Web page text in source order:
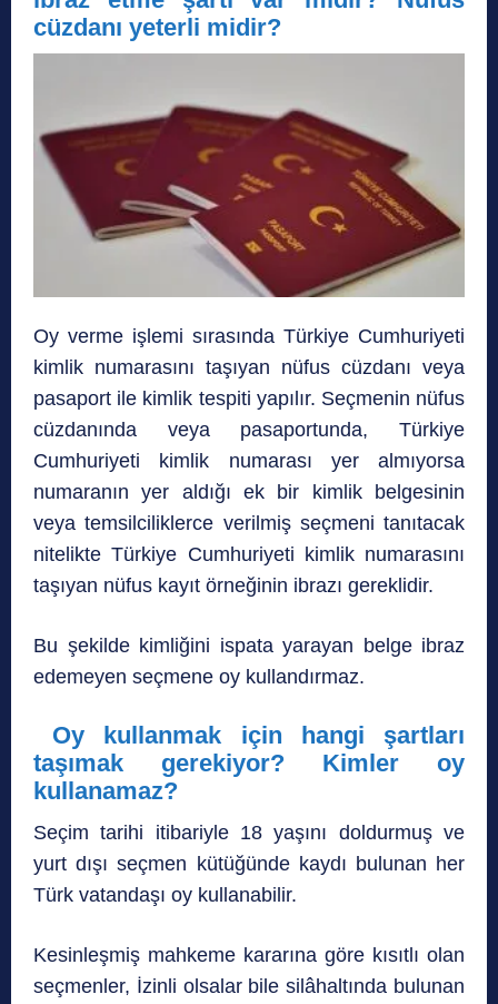
cüzdanı yeterli midir?
Oy verme işlemi sırasında Türkiye Cumhuriyeti
kimlik numarasını taşıyan nüfus cüzdanı veya
pasaport ile kimlik tespiti yapılır. Seçmenin nüfus
cüzdanında veya pasaportunda, Türkiye
Cumhuriyeti kimlik numarası yer almıyorsa
numaranın yer aldığı ek bir kimlik belgesinin
veya temsilciliklerce verilmiş seçmeni tanıtacak
nitelikte Türkiye Cumhuriyeti kimlik numarasını
taşıyan nüfus kayıt örneğinin ibrazı gereklidir.
Bu şekilde kimliğini ispata yarayan belge ibraz
edemeyen seçmene oy kullandırmaz.
Oy kullanmak için hangi şartları
taşımak gerekiyor? Kimler oy
kullanamaz?
Seçim tarihi itibariyle 18 yaşını doldurmuş ve
yurt dışı seçmen kütüğünde kaydı bulunan her
Türk vatandaşı oy kullanabilir.
Kesinleşmiş mahkeme kararına göre kısıtlı olan
seçmenler, İzinli olsalar bile silâhaltında bulunan